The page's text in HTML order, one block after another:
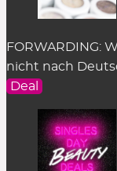
FORWARDING:
nicht nach
Deal